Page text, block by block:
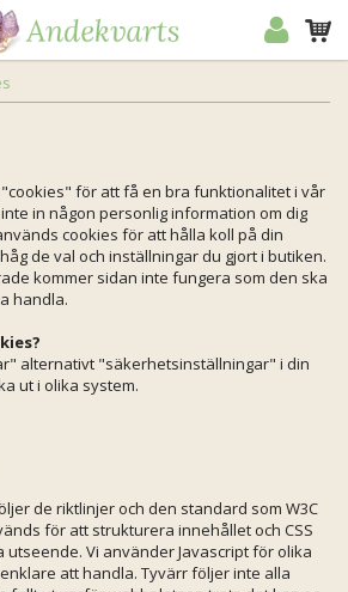
för att få en bra funktionalitet i vår
in någon personlig information om dig
cookies för att hålla koll på din
de val och inställningar du gjort i butiken.
kommer sidan inte fungera som den ska
handla.
alternativt "säkerhetsinställningar" i din
ut i olika system.
de riktlinjer och den standard som W3C
för att strukturera innehållet och CSS
Vi använder Javascript för olika
att handla. Tyvärr följer inte alla